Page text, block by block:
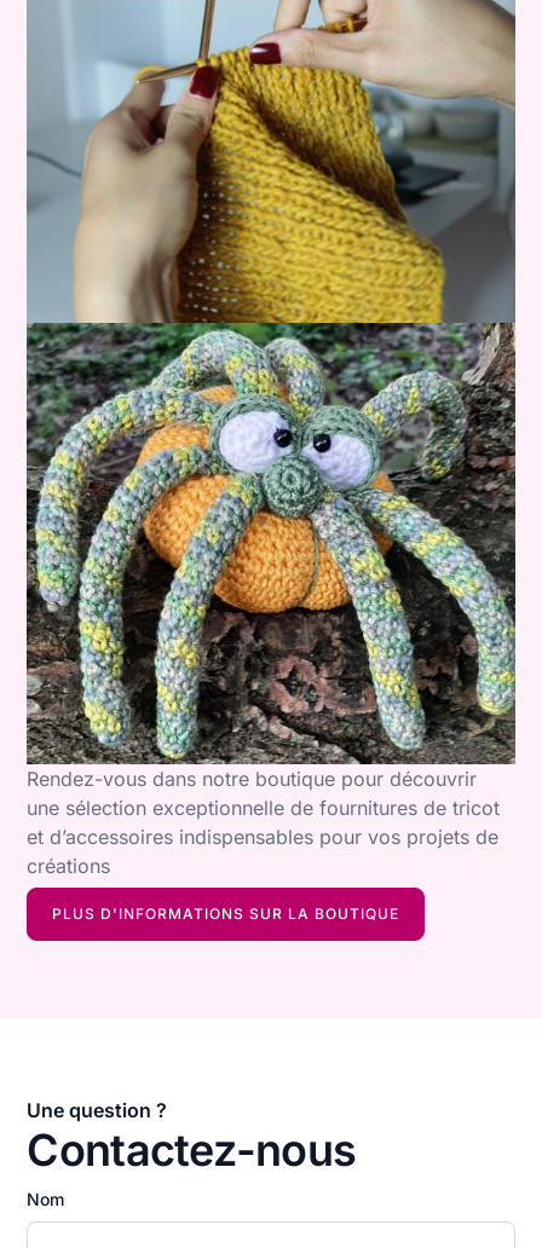
Rendez-vous dans notre boutique pour découvrir
une sélection exceptionnelle de fournitures de tricot
et d’accessoires indispensables pour vos projets de
créations
PLUS D'INFORMATIONS SUR LA BOUTIQUE
Une question ?
Contactez-nous
Nom